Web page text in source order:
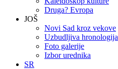
Druga? Evropa
JOŠ
Novi Sad kroz vekove
Uzbudljiva hronologija
Foto galerije
Izbor urednika
SR